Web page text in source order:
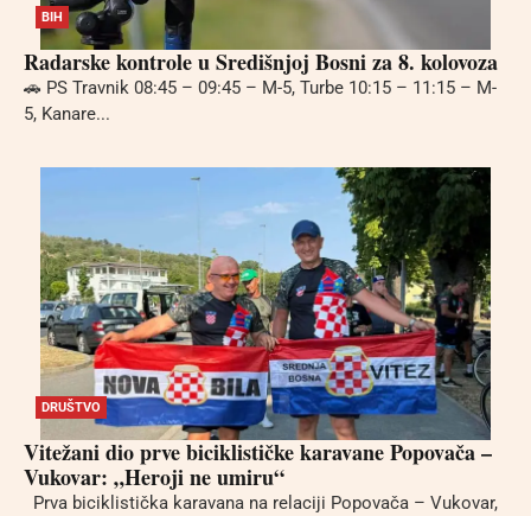
BIH
Radarske kontrole u Središnjoj Bosni za 8. kolovoza
🚗 PS Travnik 08:45 – 09:45 – M-5, Turbe 10:15 – 11:15 – M-
5, Kanare...
DRUŠTVO
Vitežani dio prve biciklističke karavane Popovača –
Vukovar: „Heroji ne umiru“
Prva biciklistička karavana na relaciji Popovača – Vukovar,